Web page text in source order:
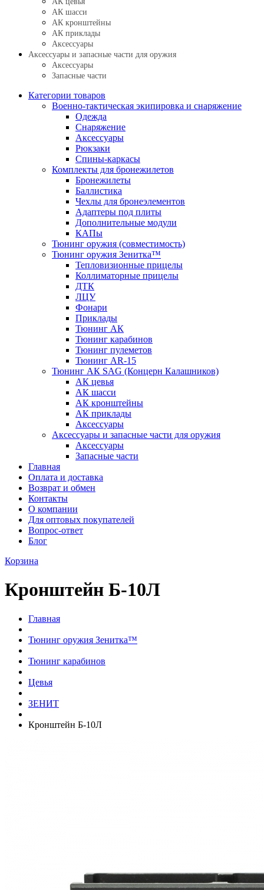
АК шасси
АК кронштейны
АК приклады
Аксессуары
Аксессуары и запасные части для оружия
Аксессуары
Запасные части
Категории товаров
Военно-тактическая экипировка и снаряжение
Одежда
Снаряжение
Аксессуары
Рюкзаки
Спины-каркасы
Комплекты для бронежилетов
Бронежилеты
Баллистика
Чехлы для бронеэлементов
Адаптеры под плиты
Дополнительные модули
КАПы
Тюнинг оружия (совместимость)
Тюнинг оружия Зенитка™
Тепловизионные прицелы
Коллиматорные прицелы
ДТК
ЛЦУ
Фонари
Приклады
Тюнинг АК
Тюнинг карабинов
Тюнинг пулеметов
Тюнинг AR-15
Тюнинг АК SAG (Концерн Калашников)
АК цевья
АК шасси
АК кронштейны
АК приклады
Аксессуары
Аксессуары и запасные части для оружия
Аксессуары
Запасные части
Главная
Оплата и доставка
Возврат и обмен
Контакты
О компании
Для оптовых покупателей
Вопрос-ответ
Блог
Корзина
Кронштейн Б-10Л
Главная
Тюнинг оружия Зенитка™
Тюнинг карабинов
Цевья
ЗЕНИТ
Кронштейн Б-10Л